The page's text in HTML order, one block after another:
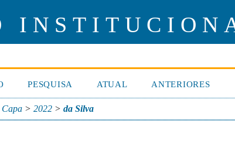
PESQUISA ATUAL ANTERIORES
Capa >2022 >da Silva